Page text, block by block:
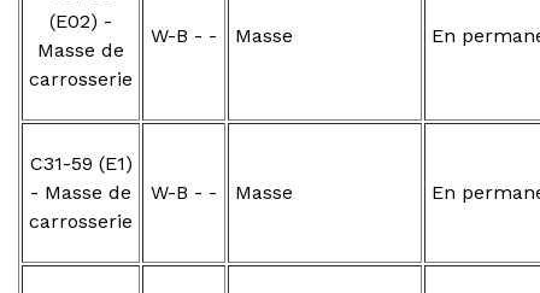
(E02) -
Masse de
carrosserie
W-B - - Masse En
C31-59 (E1)
- Masse de
carrosserie
W-B - - Masse En